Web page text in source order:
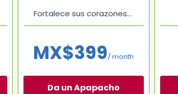
Fortalece sus corazones…
MX$399/ month
Da un Apapacho